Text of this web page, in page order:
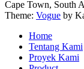
Cape Town, South
Theme: Vogue by
Home
Tentang Kami
Proyek Kami